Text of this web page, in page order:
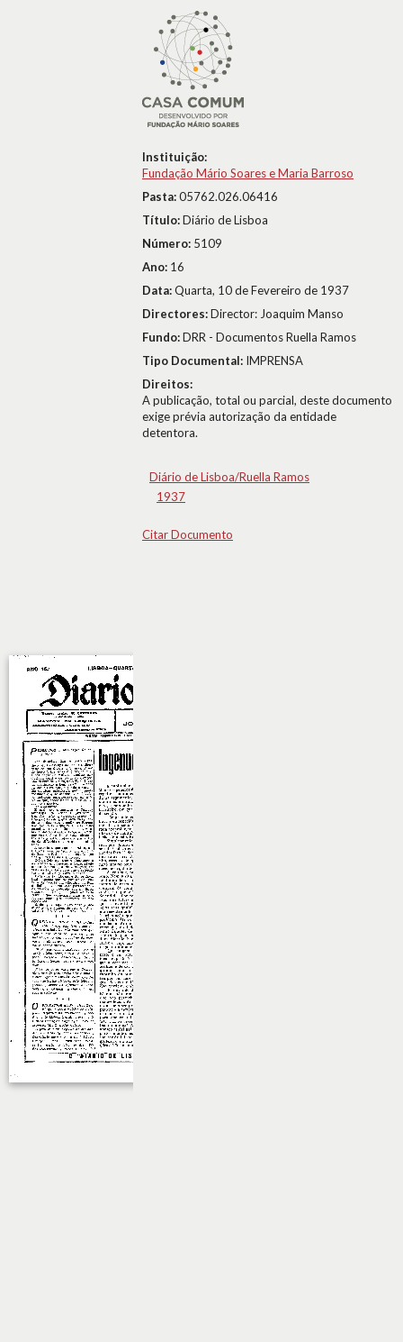
Instituição:
Fundação Mário Soares e Maria Barroso
Pasta:05762.026.06416
Título:Diário de Lisboa
Número: 5109
Ano: 16
Data:Quarta, 10 de Fevereiro de 1937
Directores:Director: Joaquim Manso
Fundo:DRR - Documentos Ruella Ramos
Tipo Documental: IMPRENSA
Direitos:
A publicação, total ou parcial, deste documento
exige prévia autorização da entidade
detentora.
Diário de Lisboa/Ruella Ramos
1937
Citar Documento